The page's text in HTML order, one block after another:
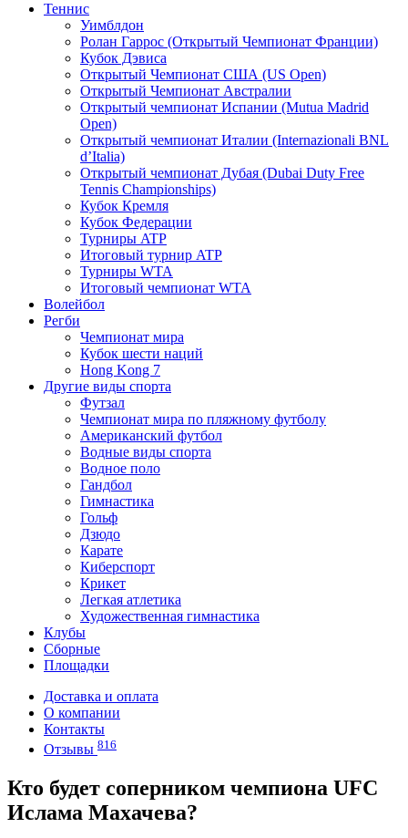
Теннис
Уимблдон
Ролан Гаррос (Открытый Чемпионат Франции)
Кубок Дэвиса
Открытый Чемпионат США (US Open)
Открытый Чемпионат Австралии
Открытый чемпионат Испании (Mutua Madrid
Open)
Открытый чемпионат Италии (Internazionali BNL
d’Italia)
Открытый чемпионат Дубая (Dubai Duty Free
Tennis Championships)
Кубок Кремля
Кубок Федерации
Турниры ATP
Итоговый турнир ATP
Турниры WTA
Итоговый чемпионат WTA
Волейбол
Регби
Чемпионат мира
Кубок шести наций
Hong Kong 7
Другие виды спорта
Футзал
Чемпионат мира по пляжному футболу
Американский футбол
Водные виды спорта
Водное поло
Гандбол
Гимнастика
Гольф
Дзюдо
Карате
Киберспорт
Крикет
Легкая атлетика
Художественная гимнастика
Клубы
Сборные
Площадки
Доставка и оплата
О компании
Контакты
Отзывы 816
Кто будет соперником чемпиона UFC
Ислама Махачева?